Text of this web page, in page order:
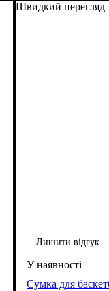
Швидкий перегляд
Лишити відгук
Сумка для